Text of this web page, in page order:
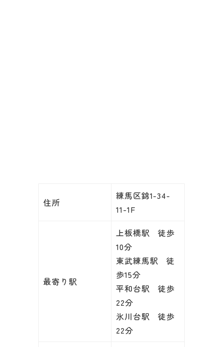
住所
練馬区錦1-34-
11-1F
最寄り駅
上板橋駅 徒歩
10分
東武練馬駅 徒
歩15分
平和台駅 徒歩
22分
氷川台駅 徒歩
22分